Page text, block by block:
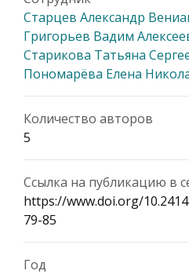
Старцев Александр
Григорьев Вадим
Старикова Татьяна
Пономарёва Елена
Количество авторов
5
Ссылка на публикацию в
https://www.doi.org/
79-85
Год